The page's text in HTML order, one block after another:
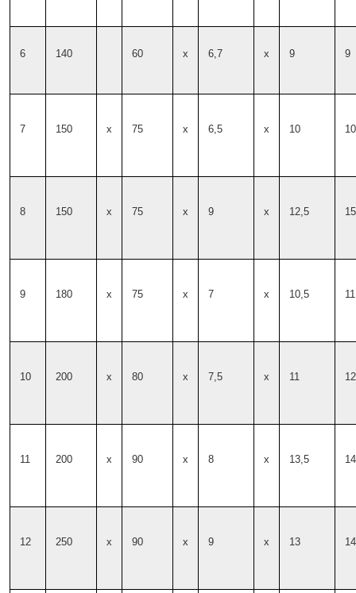
6 140 60 x 6,7 x 9 9
7 150 x 75 x 6,5 x 10 10
8 150 x 75 x 9 x 12,5 15
9 180 x 75 x 7 x 10,5 11
10 200 x 80 x 7,5 x 11 12
11 200 x 90 x 8 x 13,5 14
12 250 x 90 x 9 x 13 14